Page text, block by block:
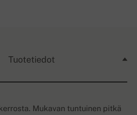
Tuotetiedot
Mukavan tuntuinen pitkä